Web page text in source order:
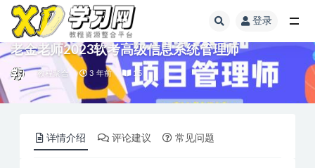
登录
老金老师2023软考高级信息系统管理师
教程聚合 3 年前 15
详情介绍 评论建议 常见问题